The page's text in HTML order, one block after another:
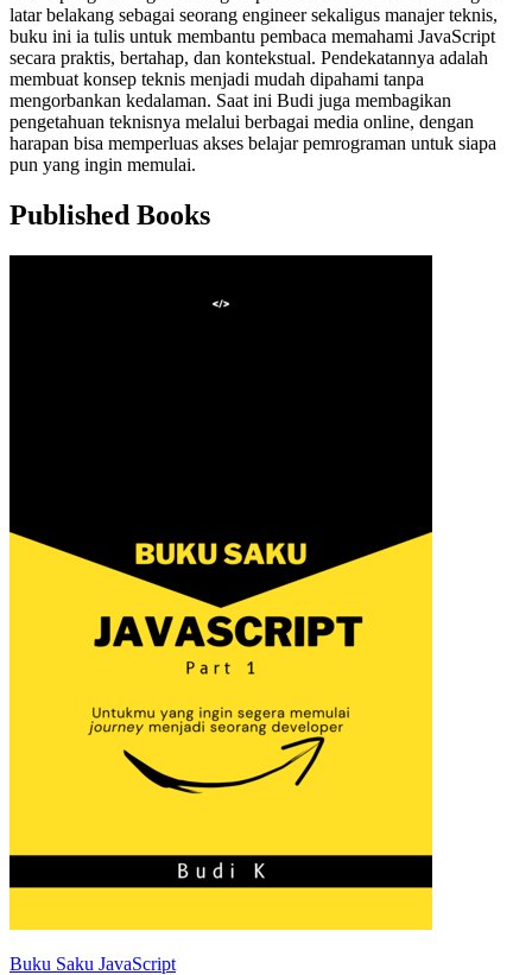
latar belakang sebagai seorang engineer sekaligus manajer teknis,
buku ini ia tulis untuk membantu pembaca memahami JavaScript
secara praktis, bertahap, dan kontekstual. Pendekatannya adalah
membuat konsep teknis menjadi mudah dipahami tanpa
mengorbankan kedalaman. Saat ini Budi juga membagikan
pengetahuan teknisnya melalui berbagai media online, dengan
harapan bisa memperluas akses belajar pemrograman untuk siapa
pun yang ingin memulai.
Published Books
Buku Saku JavaScript